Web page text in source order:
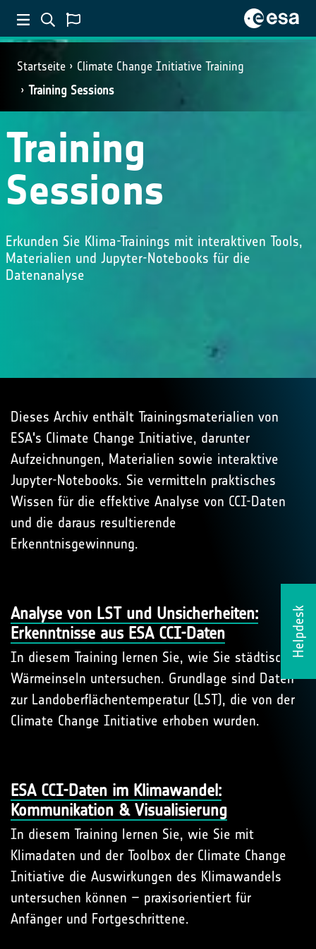
Startseite
Climate Change Initiative Training
Training Sessions
Helpdesk
Training
Sessions
Erkunden Sie Klima-Trainings mit interaktiven Tools,
Materialien und Jupyter-Notebooks für die
Datenanalyse
Dieses Archiv enthält Trainingsmaterialien von
ESA's Climate Change Initiative, darunter
Aufzeichnungen, Materialien sowie interaktive
Jupyter-Notebooks. Sie vermitteln praktisches
Wissen für die effektive Analyse von CCI-Daten
und die daraus resultierende
Erkenntnisgewinnung.
Analyse von LST und Unsicherheiten:
Erkenntnisse aus ESA CCI-Daten
In diesem Training lernen Sie, wie Sie städtische
Wärmeinseln untersuchen. Grundlage sind Daten
zur Landoberflächentemperatur (LST), die von der
Climate Change Initiative erhoben wurden.
ESA CCI-Daten im Klimawandel:
Kommunikation & Visualisierung
In diesem Training lernen Sie, wie Sie mit
Klimadaten und der Toolbox der Climate Change
Initiative die Auswirkungen des Klimawandels
untersuchen können – praxisorientiert für
Anfänger und Fortgeschrittene.